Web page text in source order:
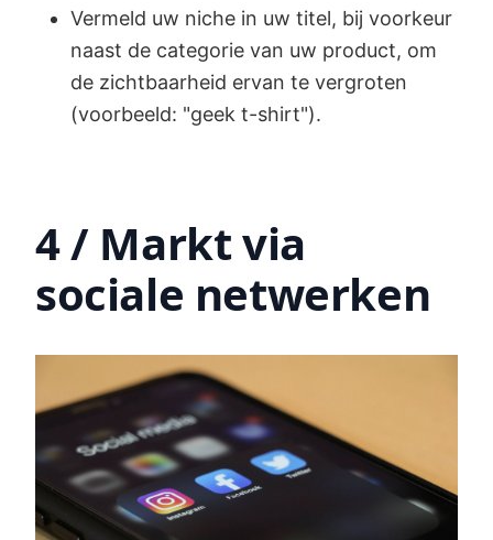
Vermeld uw niche in uw titel, bij voorkeur
naast de categorie van uw product, om
de zichtbaarheid ervan te vergroten
(voorbeeld: "geek t-shirt").
4 / Markt via
sociale netwerken